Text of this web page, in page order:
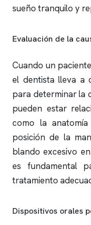
sueño tranquilo y
Evaluación de la
Cuando un
el dentista lleva a
para determinar la
pueden estar
como la
posición de la
blando excesivo
es fundamental
tratamiento
Dispositivos orales